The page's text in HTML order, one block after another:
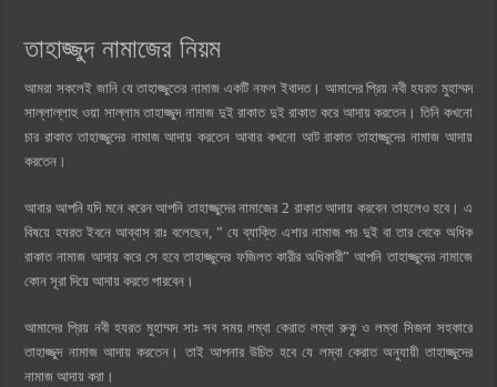
তাহাজ্জুদ নামাজের নিয়ম
আমরা সকলেই জানি যে তাহাজ্জুতের নামাজ একটি নফল ইবাদত। আমাদের প্রিয় নবী হযরত মুহাম্মদ
সাল্লাল্লাহু ওয়া সাল্লাম তাহাজ্জুদ নামাজ দুই রাকাত দুই রাকাত করে আদায় করতেন। তিনি কখনো
চার রাকাত তাহাজ্জুদের নামাজ আদায় করতেন আবার কখনো আট রাকাত তাহাজ্জুদের নামাজ আদায়
করতেন।
আবার আপনি যদি মনে করেন আপনি তাহাজ্জুদের নামাজের 2 রাকাত আদায় করবেন তাহলেও হবে। এ
বিষয়ে হযরত ইবনে আব্বাস রাঃ বলেছেন, ” যে ব্যাক্তি এশার নামাজ পর দুই বা তার থেকে অধিক
রাকাত নামাজ আদায় করে সে হবে তাহাজ্জুদের ফজিলত কারীর অধিকারী” আপনি তাহাজ্জুদের নামাজে
কোন সূরা দিয়ে আদায় করতে পারবেন।
আমাদের প্রিয় নবী হযরত মুহাম্মদ সাঃ সব সময় লম্বা কেরাত লম্বা রুকু ও লম্বা সিজদা সহকারে
তাহাজ্জুদ নামাজ আদায় করতেন। তাই আপনার উচিত হবে যে লম্বা কেরাত অনুযায়ী তাহাজ্জুদের
নামাজ আদায় করা।